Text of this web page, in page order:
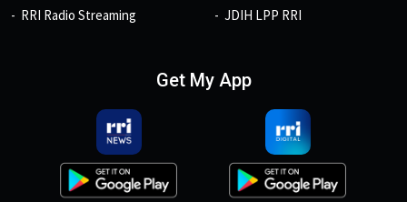
RRI Radio Streaming
JDIH LPP RRI
Get My App